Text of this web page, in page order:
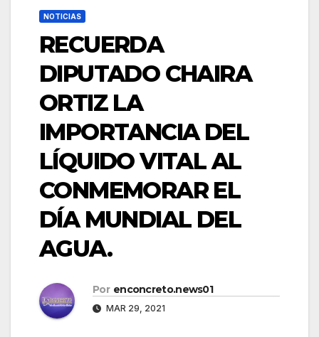
NOTICIAS
RECUERDA
DIPUTADO CHAIRA
ORTIZ LA
IMPORTANCIA DEL
LÍQUIDO VITAL AL
CONMEMORAR EL
DÍA MUNDIAL DEL
AGUA.
Por enconcreto.news01
MAR 29, 2021